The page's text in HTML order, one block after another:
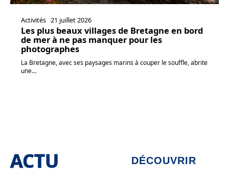
Activités 21 juillet 2026
Les plus beaux villages de Bretagne en bord
de mer à ne pas manquer pour les
photographes
La Bretagne, avec ses paysages marins à couper le souffle, abrite
une…
ACTU DÉCOUVRIR